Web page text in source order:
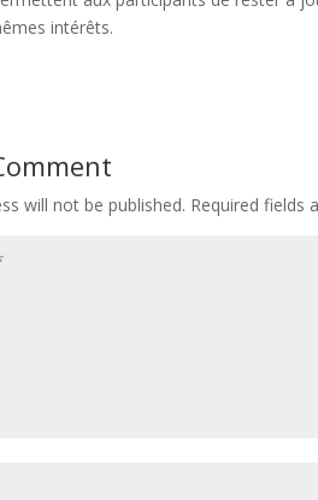
intérêts.
will not be published. Required fields